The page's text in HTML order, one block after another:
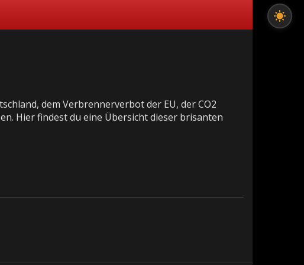
dem Verbrennerverbot der EU, der CO2
Hier findest du eine Übersicht dieser brisanten